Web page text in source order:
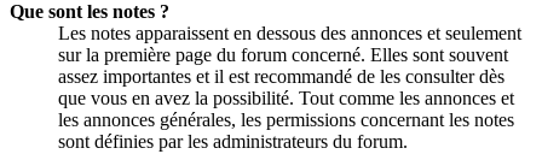
Que sont les notes ?
Les notes apparaissent en dessous des annonces et seulement
sur la première page du forum concerné. Elles sont souvent
assez importantes et il est recommandé de les consulter dès
que vous en avez la possibilité. Tout comme les annonces et
les annonces générales, les permissions concernant les notes
sont définies par les administrateurs du forum.